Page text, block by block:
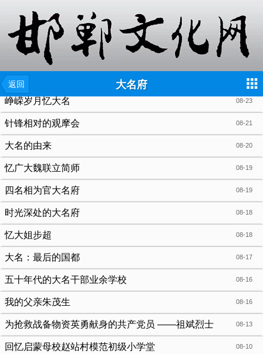
返回 大名府
08-23
峥嵘岁月忆大名
08-21
针锋相对的观摩会
08-20
大名的由来
08-19
忆广大魏联立简师
08-19
四名相为官大名府
08-18
时光深处的大名府
08-18
忆大姐步超
08-17
大名：最后的国都
08-16
五十年代的大名干部业余学校
08-16
我的父亲朱茂生
08-13
为抢救战备物资英勇献身的共产党员 ——祖斌烈士
08-10
回忆启蒙母校赵站村模范初级小学堂